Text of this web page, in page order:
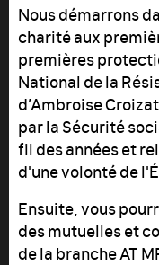
Nous démarrons
charité aux
premières
National de la
d’Ambroise
par la Sécurité
fil des années et
d'une volonté de
Ensuite, vous
des mutuelles et
de la branche AT